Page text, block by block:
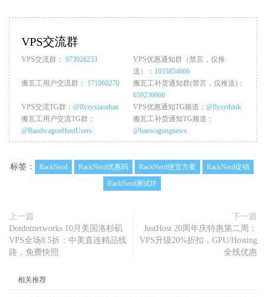
VPS交流群
VPS交流群： 973028233
VPS优惠通知群（禁言，仅推
送）： 1035854666
搬瓦工用户交流群： 171060270
搬瓦工补货通知群(禁言，仅推送)：
659236660
VPS交流TG群： @flyzyxiaozhan VPS优惠通知TG频道： @flyzythink
搬瓦工用户交流TG群：
@BandwagonHostUsers
搬瓦工补货通知TG频道：
@banwagongnews
标签： RackNerd RackNerd优惠码 RackNerd便宜方案
RackNerd促销
RackNerd测试IP
上一篇
Dotdotnetworks 10月美国洛杉矶
VPS全场8.5折：中美直连精品线
路，免费快照
下一篇
JustHost 20周年庆特惠第二周：
VPS升级20%折扣，GPU/Hosting
全线优惠
相关推荐